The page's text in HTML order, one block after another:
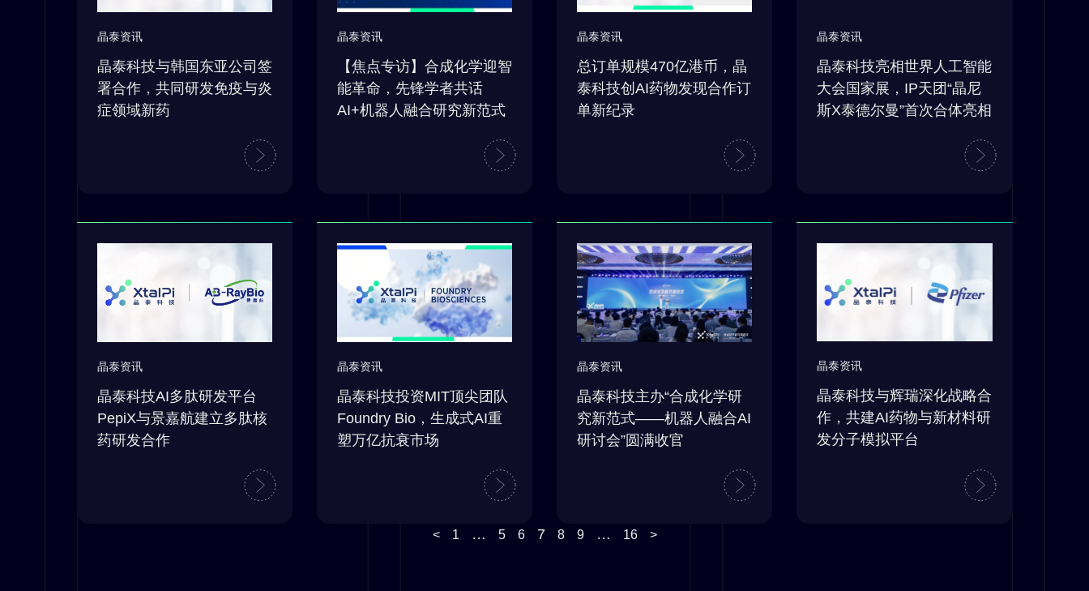
晶泰资讯
晶泰科技与韩国东亚公司签
署合作，共同研发免疫与炎
症领域新药
晶泰资讯
【焦点专访】合成化学迎智
能革命，先锋学者共话
AI+机器人融合研究新范式
晶泰资讯
总订单规模470亿港币，晶
泰科技创AI药物发现合作订
单新纪录
晶泰资讯
晶泰科技亮相世界人工智能
大会国家展，IP天团“晶尼
斯X泰德尔曼”首次合体亮相
晶泰资讯
晶泰科技AI多肽研发平台
PepiX与景嘉航建立多肽核
药研发合作
晶泰资讯
晶泰科技投资MIT顶尖团队
Foundry Bio，生成式AI重
塑万亿抗衰市场
晶泰资讯
晶泰科技主办“合成化学研
究新范式——机器人融合AI
研讨会”圆满收官
晶泰资讯
晶泰科技与辉瑞深化战略合
作，共建AI药物与新材料研
发分子模拟平台
< 1 … 5 6 7 8 9 … 16 >